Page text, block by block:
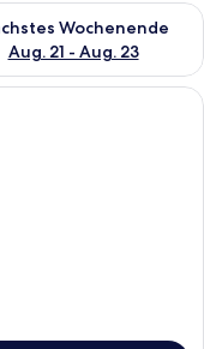
Aug. 14
Wochenende
Aug. 21 - Aug. 23
die Verfügbarkeit
mit einem großen